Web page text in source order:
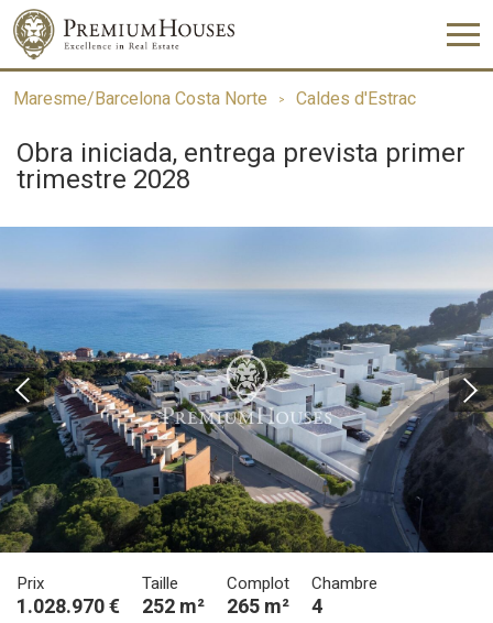
Maresme/Barcelona Costa Norte Caldes d'Estrac
Obra iniciada, entrega prevista primer
trimestre 2028
Prix
1.028.970 €
Taille
252 m²
Complot
265 m²
Chambre
4